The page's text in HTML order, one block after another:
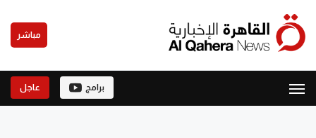
مباشر
برامج عاجل